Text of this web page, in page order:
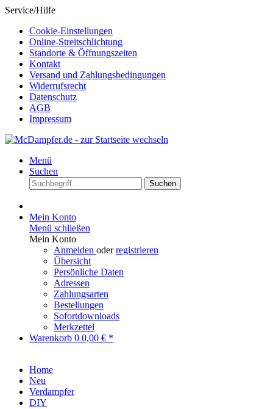
Service/Hilfe
Cookie-Einstellungen
Online-Streitschlichtung
Standorte & Öffnungszeiten
Kontakt
Versand und Zahlungsbedingungen
Widerrufsrecht
Datenschutz
AGB
Impressum
Menü
Suchen
Suchen
Mein Konto
Menü schließen
Mein Konto
Anmelden oderregistrieren
Übersicht
Persönliche Daten
Adressen
Zahlungsarten
Bestellungen
Sofortdownloads
Merkzettel
Warenkorb 0 0,00 € *
Home
Neu
Verdampfer
DIY